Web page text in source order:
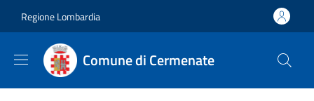
Regione Lombardia
Comune di Cermenate